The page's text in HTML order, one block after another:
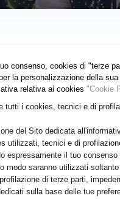
Linea
SHAMPOO
Con
Deterge
zenzero,
rendendoli
*
consenso, cookies di "terze
la personalizzazione della
relativa ai cookies "Cookie
tutti i cookies, tecnici e di
del Sito dedicata
tecnici e di
espressamente il tuo consenso
modo saranno utilizzati
di terze parti,
sulla base delle tue